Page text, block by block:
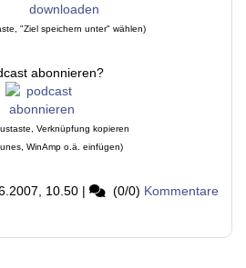
"Ziel speichern unter" wählen)
abonnieren?
Verknüpfung kopieren
WinAmp o.ä. einfügen)
10.50 | (0/0) Kommentare